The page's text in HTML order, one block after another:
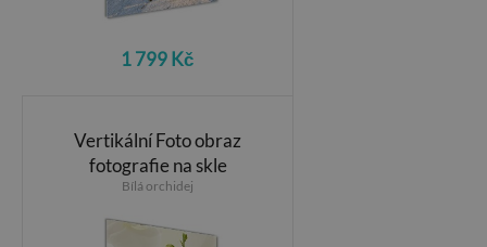
1 799 Kč
Vertikální Foto obraz
fotografie na skle
Bílá orchidej